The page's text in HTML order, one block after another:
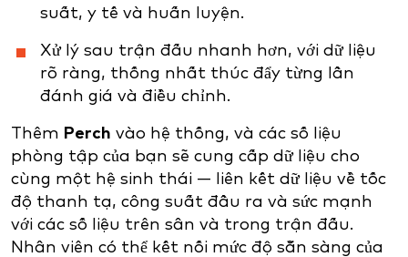
suất, y tế và huấn luyện.
Xử lý sau trận đấu nhanh hơn, với dữ liệu
rõ ràng, thống nhất thúc đẩy từng lần
đánh giá và điều chỉnh.
Thêm Perch vào hệ thống, và các số liệu
phòng tập của bạn sẽ cung cấp dữ liệu cho
cùng một hệ sinh thái — liên kết dữ liệu về tốc
độ thanh tạ, công suất đầu ra và sức mạnh
với các số liệu trên sân và trong trận đấu.
Nhân viên có thể kết nối mức độ sẵn sàng của